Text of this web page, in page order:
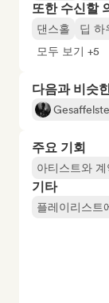
또한 수신할
댄스홀 딥 하
모두 보기 +5
다음과 비슷
주요 기회
아티스트와
기타
플레이리스트